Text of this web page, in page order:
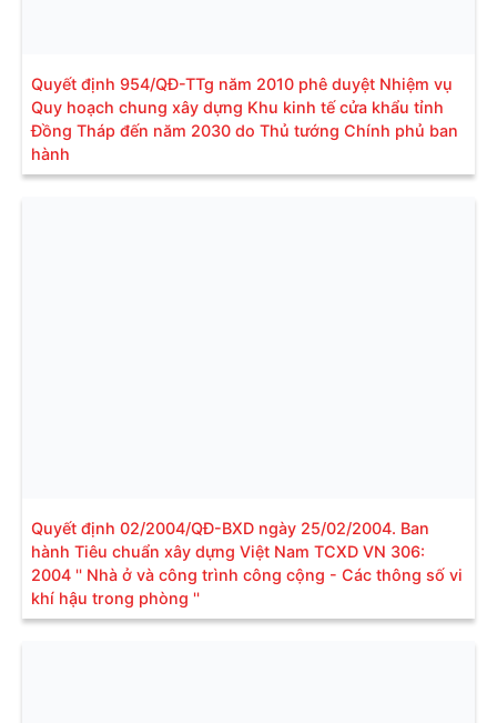
Quyết định 954/QĐ-TTg năm 2010 phê duyệt Nhiệm vụ
Quy hoạch chung xây dựng Khu kinh tế cửa khẩu tỉnh
Đồng Tháp đến năm 2030 do Thủ tướng Chính phủ ban
hành
Quyết định 02/2004/QĐ-BXD ngày 25/02/2004. Ban
hành Tiêu chuẩn xây dựng Việt Nam TCXD VN 306:
2004 '' Nhà ở và công trình công cộng - Các thông số vi
khí hậu trong phòng ''